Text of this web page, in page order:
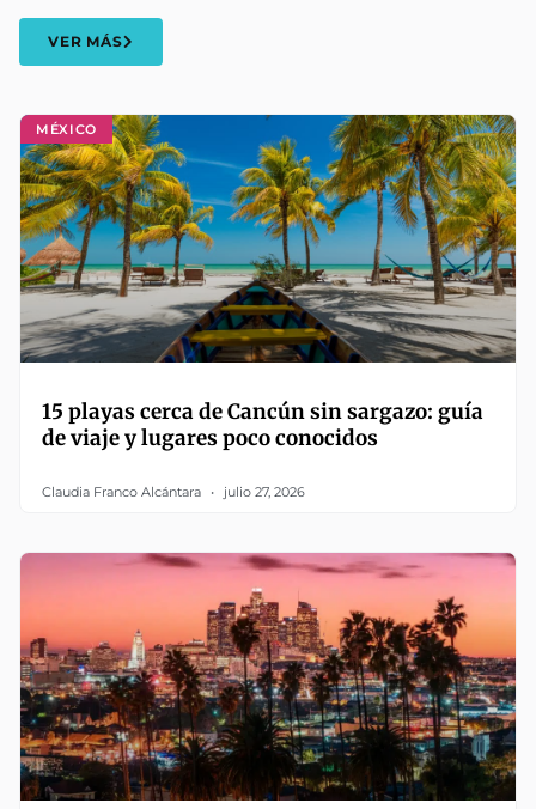
MÉXICO
15 playas cerca de Cancún sin sargazo: guía
de viaje y lugares poco conocidos
Claudia Franco Alcántara julio 27, 2026
VER MÁS